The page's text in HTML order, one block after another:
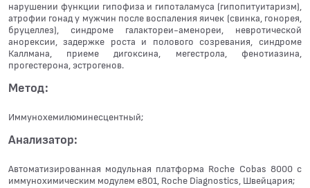
нарушении функции гипофиза и гипоталамуса (гипопитуитаризм),
атрофии гонад у мужчин после воспаления яичек (свинка, гонорея,
бруцеллез), синдроме галактореи-аменореи, невротической
анорексии, задержке роста и полового созревания, синдроме
Каллмана, приеме дигоксина, мегестрола, фенотиазина,
прогестерона, эстрогенов.
Метод:
Иммунохемилюминесцентный;
Анализатор:
Автоматизированная модульная платформа Roche Cobas 8000 с
иммунохимическим модулем e801, Roche Diagnostics, Швейцария;